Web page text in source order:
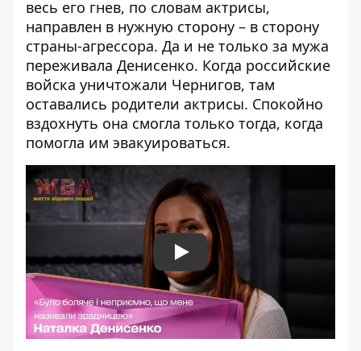
весь его гнев, по словам актрисы,
направлен в нужную сторону – в сторону
страны-агрессора. Да и не только за мужа
переживала Денисенко. Когда российские
войска уничтожали Чернигов, там
оставались родители актрисы. Спокойно
вздохнуть она смогла только тогда, когда
помогла им эвакуироваться.
Play